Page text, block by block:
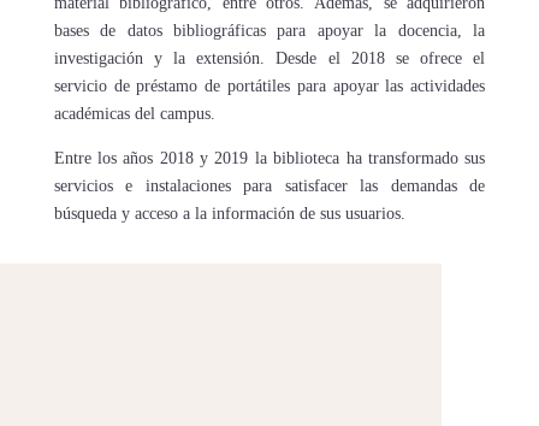
bases de datos bibliográficas para apoyar la docencia, la
investigación y la extensión. Desde el 2018 se ofrece el
servicio de préstamo de portátiles para apoyar las actividades
académicas del campus.
Entre los años 2018 y 2019 la biblioteca ha transformado sus
servicios e instalaciones para satisfacer las demandas de
búsqueda y acceso a la información de sus usuarios.